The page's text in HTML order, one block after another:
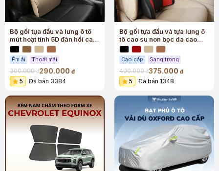
Bộ gối tựa đầu và lưng ô tô
mút hoạt tính 5D đàn hồi cao
cấp
Êm ái Thoải mái
300.000đ290.000 đ
5 Đã bán 3384
Bộ gối tựa đầu và tựa lưng ô
tô cao su non bọc da cao
cấp
Cao cấp Sang trọng
400.000đ375.000 đ
5 Đã bán 1348